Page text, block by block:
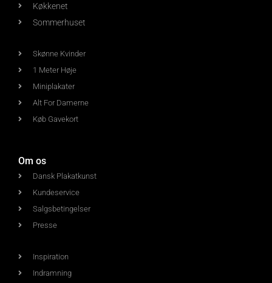
Køkkenet
Sommerhuset
Skønne Kvinder
1 Meter Høje
Miniplakater
Alt For Damerne
Køb Gavekort
Om os
Dansk Plakatkunst
Kundeservice
Salgsbetingelser
Presse
Inspiration
Indramning